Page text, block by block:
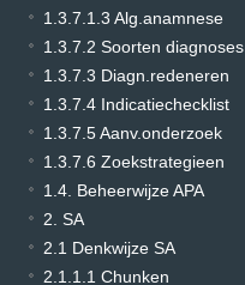
1.3.7.1.3 Alg.anamnese
1.3.7.2 Soorten diagnoses
1.3.7.3 Diagn.redeneren
1.3.7.4 Indicatiechecklist
1.3.7.5 Aanv.onderzoek
1.3.7.6 Zoekstrategieen
1.4. Beheerwijze APA
2. SA
2.1 Denkwijze SA
2.1.1.1 Chunken